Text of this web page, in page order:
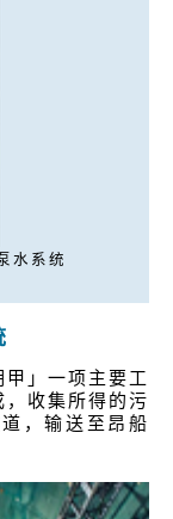
水系统
」一项主要工
收集所得的污
，输送至昂船